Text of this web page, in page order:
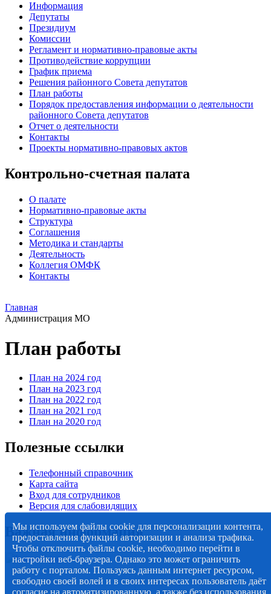
Информация
Депутаты
Президиум
Комиссии
Регламент и нормативно-правовые акты
Противодействие коррупции
График приема
Решения районного Совета депутатов
План работы
Порядок предоставления информации о деятельности
районного Совета депутатов
Отчет о деятельности
Контакты
Проекты нормативно-правовых актов
Контрольно-счетная палата
О палате
Нормативно-правовые акты
Структура
Соглашения
Методика и стандарты
Деятельность
Коллегия ОМФК
Контакты
Главная
Администрация МО
План работы
План на 2024 год
План на 2023 год
План на 2022 год
План на 2021 год
План на 2020 год
Полезные ссылки
Телефонный справочник
Карта сайта
Вход для сотрудников
Версия для слабовидящих
Важная информация
Мы используем файлы cookie для персонализации контента,
предоставления функций авторизации и анализа трафика.
Чтобы отключить файлы cookie, необходимо перейти в
настройки веб-браузера. Однако это может ограничить
работу с порталом. Пользуясь данным интернет ресурсом,
свободно своей волей и в своих интересах пользователь даёт
согласие на автоматизированную, а также без использования